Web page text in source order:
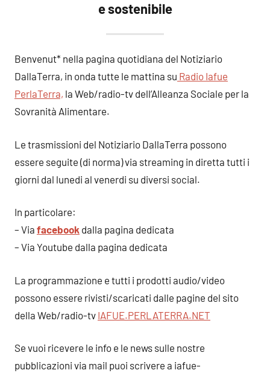
e sostenibile
Benvenut* nella pagina quotidiana del Notiziario
DallaTerra, in onda tutte le mattina su Radio Iafue
PerlaTerra, la Web/radio-tv dell’Alleanza Sociale per la
Sovranità Alimentare.
Le trasmissioni del Notiziario DallaTerra possono
essere seguite (di norma) via streaming in diretta tutti i
giorni dal lunedi al venerdi su diversi social.
In particolare:
– Via facebook dalla pagina dedicata
– Via Youtube dalla pagina dedicata
La programmazione e tutti i prodotti audio/video
possono essere rivisti/scaricati dalle pagine del sito
della Web/radio-tv IAFUE.PERLATERRA.NET
Se vuoi ricevere le info e le news sulle nostre
pubblicazioni via mail puoi scrivere a iafue-